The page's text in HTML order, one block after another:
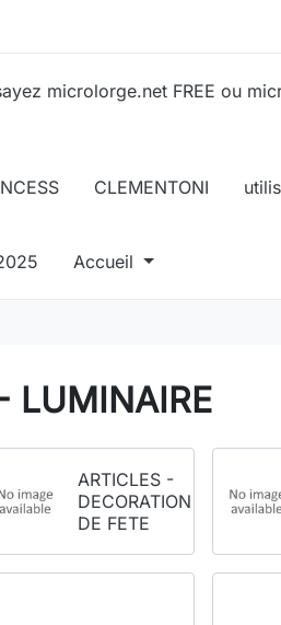
microlorge.net FREE ou
CLEMENTONI
Accueil
LUMINAIRE
ARTICLES -
DECORATION
DE FETE